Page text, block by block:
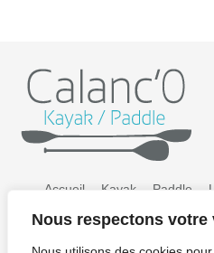
Nous respectons votre
Accueil Kayak Paddle
Préparer sa sortie Tarifs